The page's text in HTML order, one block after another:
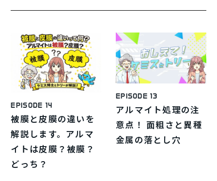
EPISODE 14
被膜と皮膜の違いを
解説します。アルマ
イトは皮膜？被膜？
どっち？
EPISODE 13
アルマイト処理の注
意点！ 面粗さと異種
金属の落とし穴